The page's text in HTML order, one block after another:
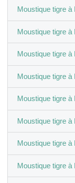
Moustique tigre à
Moustique tigre à
Moustique tigre à
Moustique tigre à
Moustique tigre à
Moustique tigre à
Moustique tigre
Moustique tigre à